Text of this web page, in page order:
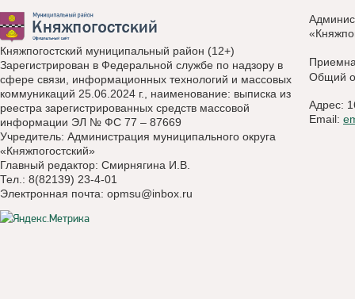
Княжпогостский муниципальный район (12+)
Зарегистрирован в Федеральной службе по надзору в
сфере связи, информационных технологий и массовых
коммуникаций 25.06.2024 г., наименование: выписка из
реестра зарегистрированных средств массовой
информации ЭЛ № ФС 77 – 87669
Учредитель: Администрация муниципального округа
«Княжпогостский»
Главный редактор: Смирнягина И.В.
Тел.: 8(82139) 23-4-01
Электронная почта: opmsu@inbox.ru
Общий
Адрес:
Email: